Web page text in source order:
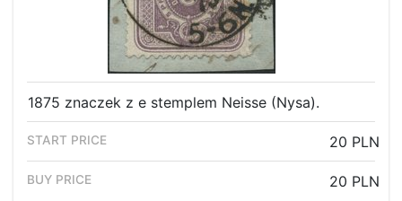
1875 znaczek z e stemplem Neisse (Nysa).
20 PLN
20 PLN